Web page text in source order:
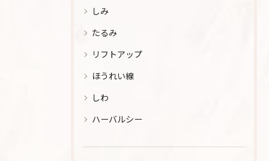
しみ
たるみ
リフトアップ
ほうれい線
しわ
ハーバルシー